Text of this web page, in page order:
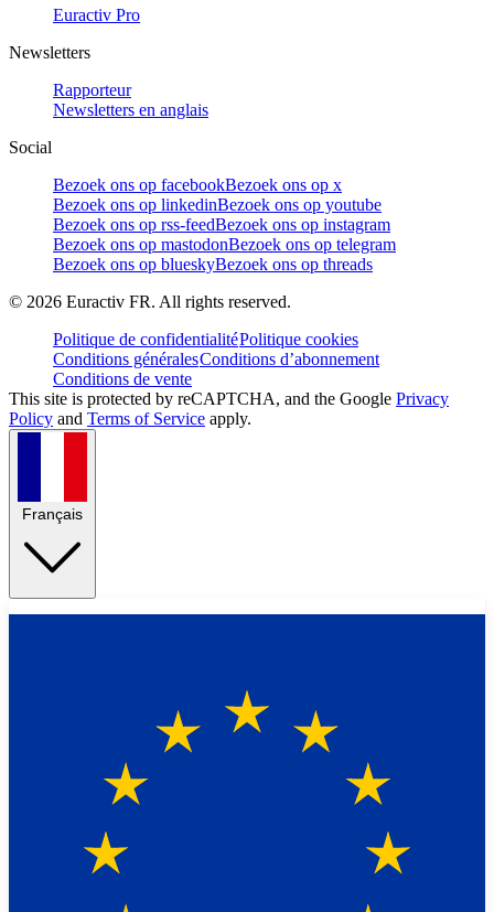
Euractiv Pro
Newsletters
Rapporteur
Newsletters en anglais
Social
Bezoek ons op facebookBezoek ons op x
Bezoek ons op linkedinBezoek ons op youtube
Bezoek ons op rss-feedBezoek ons op instagram
Bezoek ons op mastodonBezoek ons op telegram
Bezoek ons op blueskyBezoek ons op threads
© 2026 Euractiv FR. All rights reserved.
Politique de confidentialitéPolitique cookies
Conditions généralesConditions d’abonnement
Conditions de vente
This site is protected by reCAPTCHA, and the Google Privacy
Policy and Terms of Service apply.
Français